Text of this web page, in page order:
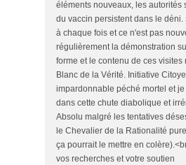
éléments nouveaux, les autorités
du vaccin persistent dans le déni.
à chaque fois et ce n'est pas
régulièrement la démonstration
forme et le contenu de ces
Blanc de la Vérité. Initiative
impardonnable péché mortel et
dans cette chute diabolique et
Absolu malgré les tentatives
le Chevalier de la Rationalité
ça pourrait le mettre en
vos recherches et votre soutien